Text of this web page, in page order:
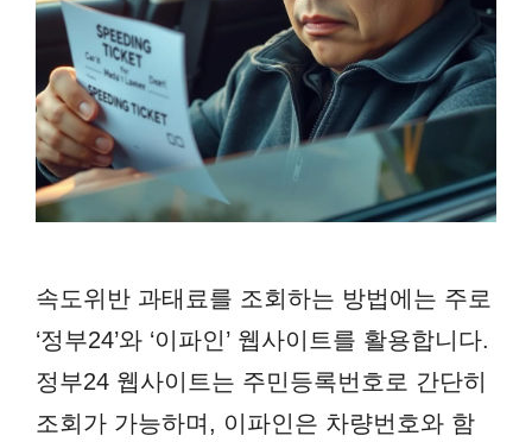
속도위반 과태료를 조회하는 방법에는 주로
‘정부24’와 ‘이파인’ 웹사이트를 활용합니다.
정부24 웹사이트는 주민등록번호로 간단히
조회가 가능하며, 이파인은 차량번호와 함